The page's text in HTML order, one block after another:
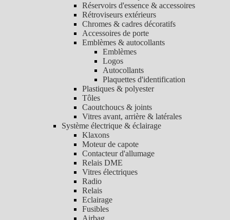
Réservoirs d'essence & accessoires
Rétroviseurs extérieurs
Chromes & cadres décoratifs
Accessoires de porte
Emblèmes & autocollants
Emblèmes
Logos
Autocollants
Plaquettes d'identification
Plastiques & polyester
Tôles
Caoutchoucs & joints
Vitres avant, arrière & latérales
Système électrique & éclairage
Klaxons
Moteur de capote
Contacteur d'allumage
Relais DME
Vitres électriques
Radio
Relais
Eclairage
Fusibles
Airbag